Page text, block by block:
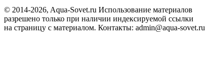
© 2014-2026, Aqua-Sovet.ru Использование материалов
разрешено только при наличии индексируемой ссылки
на страницу с материалом. Контакты: admin@aqua-sovet.ru